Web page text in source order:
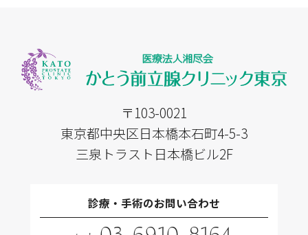
〒103-0021
東京都中央区日本橋本石町4-5-3
三泉トラスト日本橋ビル2F
診療・手術のお問い合わせ